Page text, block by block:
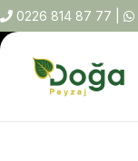
0226 814 87 77